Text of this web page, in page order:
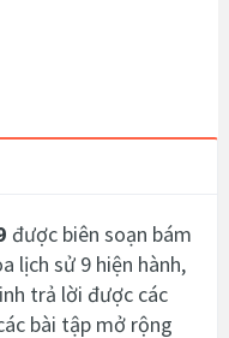
được biên soạn bám
lịch sử 9 hiện hành,
trả lời được các
bài tập mở rộng